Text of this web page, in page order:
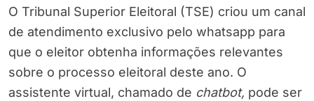
O Tribunal Superior Eleitoral (TSE) criou um canal
de atendimento exclusivo pelo whatsapp para
que o eleitor obtenha informações relevantes
sobre o processo eleitoral deste ano. O
assistente virtual, chamado de chatbot, pode ser